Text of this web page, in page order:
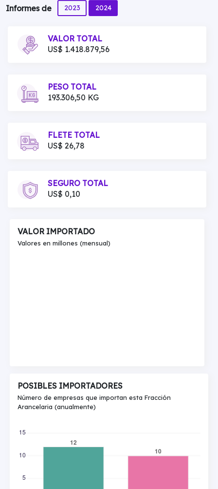
Informes de 2023 2024
VALOR TOTAL
US$ 1.418.879,56
PESO TOTAL
193.306,50 KG
FLETE TOTAL
US$ 26,78
SEGURO TOTAL
US$ 0,10
VALOR IMPORTADO
Valores en millones (mensual)
POSIBLES IMPORTADORES
Número de empresas que importan esta Fracción
Arancelaria (anualmente)